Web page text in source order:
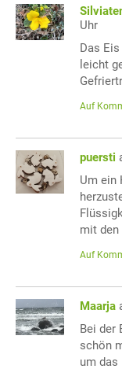
Uhr
Das
leicht
Auf
puersti
Um ein
mit den
Auf
Maarja
Bei der
schön
um das